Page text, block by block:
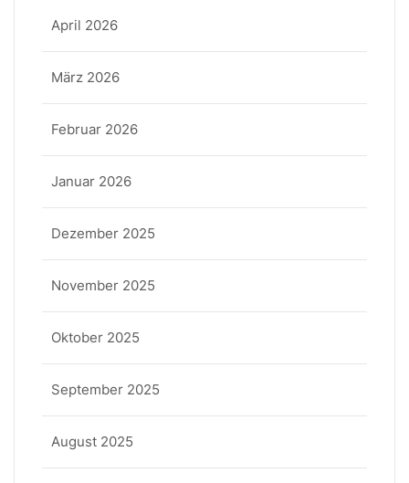
April 2026
März 2026
Februar 2026
Januar 2026
Dezember 2025
November 2025
Oktober 2025
September 2025
August 2025